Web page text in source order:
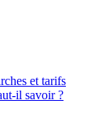
et tarifs
il savoir ?